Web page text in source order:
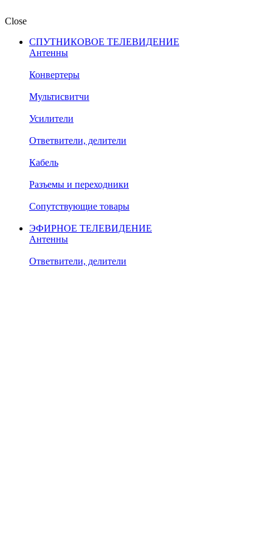
Close
СПУТНИКОВОЕ ТЕЛЕВИДЕНИЕ
Антенны
Конвертеры
Мультисвитчи
Усилители
Ответвители, делители
Кабель
Разъемы и переходники
Сопутствующие товары
ЭФИРНОЕ ТЕЛЕВИДЕНИЕ
Антенны
Ответвители, делители